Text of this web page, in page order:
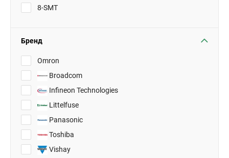
8-SMT
Бренд
Omron
Broadcom
Infineon Technologies
Littelfuse
Panasonic
Toshiba
Vishay